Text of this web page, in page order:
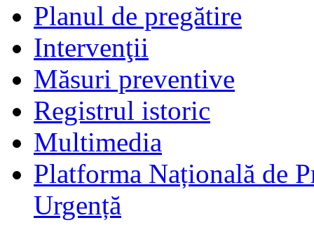
Planul de pregătire
Intervenţii
Măsuri preventive
Registrul istoric
Multimedia
Platforma Națională de
Urgență